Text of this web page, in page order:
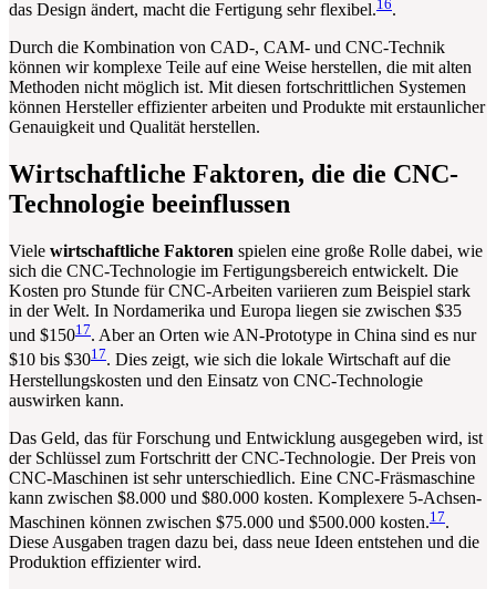
das Design ändert, macht die Fertigung sehr flexibel.16.
Durch die Kombination von CAD-, CAM- und CNC-Technik
können wir komplexe Teile auf eine Weise herstellen, die mit alten
Methoden nicht möglich ist. Mit diesen fortschrittlichen Systemen
können Hersteller effizienter arbeiten und Produkte mit erstaunlicher
Genauigkeit und Qualität herstellen.
Wirtschaftliche Faktoren, die die CNC-
Technologie beeinflussen
Viele wirtschaftliche Faktoren spielen eine große Rolle dabei, wie
sich die CNC-Technologie im Fertigungsbereich entwickelt. Die
Kosten pro Stunde für CNC-Arbeiten variieren zum Beispiel stark
in der Welt. In Nordamerika und Europa liegen sie zwischen $35
und $15017. Aber an Orten wie AN-Prototype in China sind es nur
$10 bis $3017. Dies zeigt, wie sich die lokale Wirtschaft auf die
Herstellungskosten und den Einsatz von CNC-Technologie
auswirken kann.
Das Geld, das für Forschung und Entwicklung ausgegeben wird, ist
der Schlüssel zum Fortschritt der CNC-Technologie. Der Preis von
CNC-Maschinen ist sehr unterschiedlich. Eine CNC-Fräsmaschine
kann zwischen $8.000 und $80.000 kosten. Komplexere 5-Achsen-
Maschinen können zwischen $75.000 und $500.000 kosten.17.
Diese Ausgaben tragen dazu bei, dass neue Ideen entstehen und die
Produktion effizienter wird.